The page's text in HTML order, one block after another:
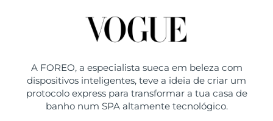
A FOREO, a especialista sueca em beleza com
dispositivos inteligentes, teve a ideia de criar um
protocolo express para transformar a tua casa de
banho num SPA altamente tecnológico.